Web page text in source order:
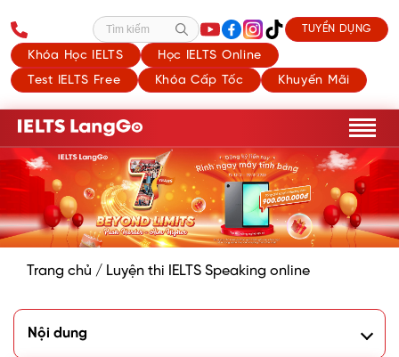
Khóa Học IELTS
Học IELTS Online
Test IELTS Free
Khóa Cấp Tốc Khuyến Mãi
Tìm kiếm TUYỂN DỤNG
Trang chủ / Luyện thi IELTS Speaking online
Nội dung